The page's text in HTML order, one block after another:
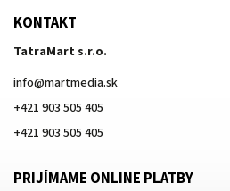
KONTAKT
TatraMart s.r.o.
info@martmedia.sk
+421 903 505 405
+421 903 505 405
PRIJÍMAME ONLINE PLATBY